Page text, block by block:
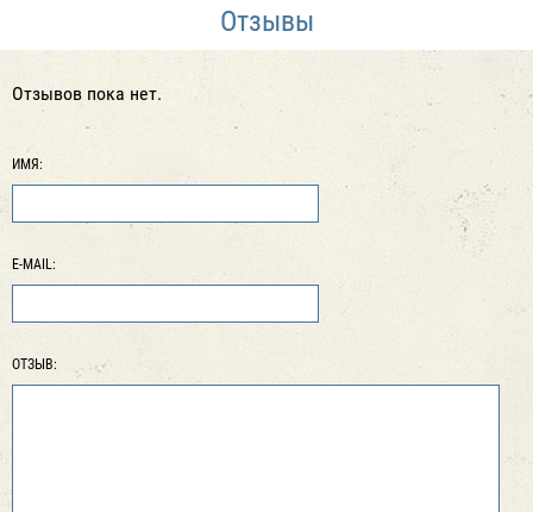
Отзывы
Отзывов пока нет.
ИМЯ:
E-MAIL:
ОТЗЫВ: